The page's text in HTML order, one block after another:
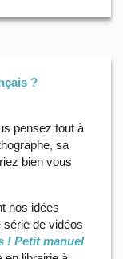
?
pensez tout à
sa
bien vous
nos idées
de vidéos
! Petit manuel